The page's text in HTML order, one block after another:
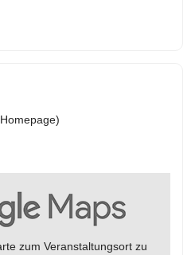
zum Veranstaltungsort zu